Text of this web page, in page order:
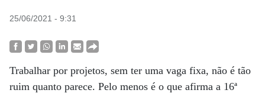
25/06/2021 - 9:31
Trabalhar por projetos, sem ter uma vaga fixa, não é tão
ruim quanto parece. Pelo menos é o que afirma a 16ª